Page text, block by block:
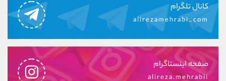
کانال تلگرام
alirezamehrabi_com
صفحه اینستاگرام
alireza.mehrabii